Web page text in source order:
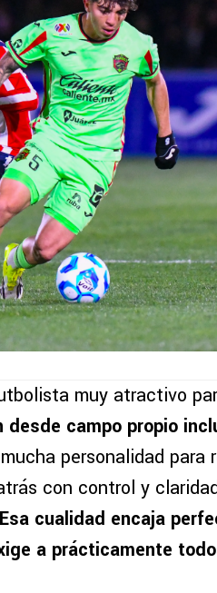
muy atractivo
campo propio
personalidad para
con control y
Esa cualidad encaja
a prácticamente